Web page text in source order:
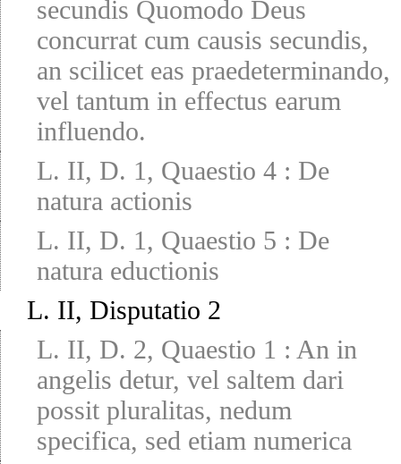
secundis Quomodo Deus
concurrat cum causis secundis,
an scilicet eas praedeterminando,
vel tantum in effectus earum
influendo.
L. II, D. 1, Quaestio 4 : De
natura actionis
L. II, D. 1, Quaestio 5 : De
natura eductionis
L. II, Disputatio 2
L. II, D. 2, Quaestio 1 : An in
angelis detur, vel saltem dari
possit pluralitas, nedum
specifica, sed etiam numerica